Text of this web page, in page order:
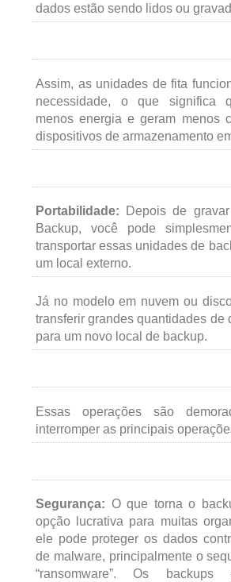
dados estão sendo lidos ou
Assim, as unidades de fita
necessidade, o que significa
menos energia e geram menos
dispositivos de armazenamento
Portabilidade:
Depois de
Backup, você pode
transportar essas unidades de
um local externo.
Já no modelo em nuvem ou
transferir grandes quantidades de
para um novo local de backup.
Essas operações são
interromper as principais
Segurança: O que torna o
opção lucrativa para muitas
ele pode proteger os dados
de malware, principalmente o
“ransomware”. Os